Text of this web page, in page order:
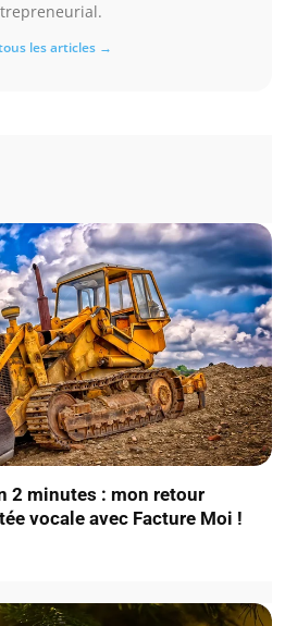
les articles →
2 minutes : mon retour
vocale avec Facture Moi !